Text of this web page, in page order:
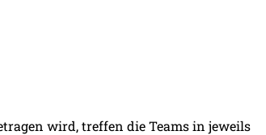
wird, treffen die Teams in jeweils